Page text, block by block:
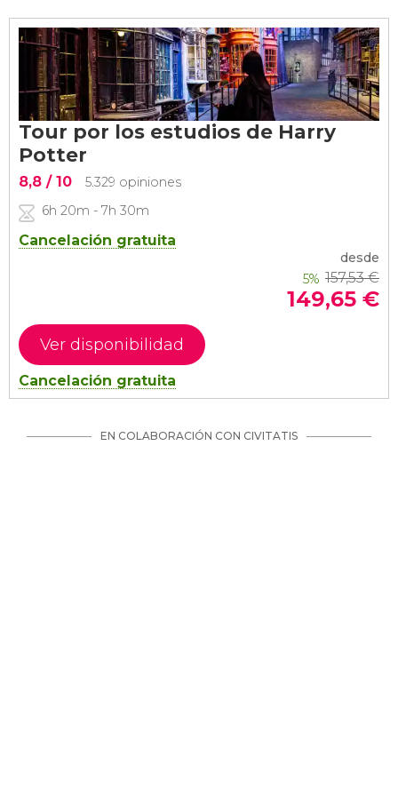
Tour por los estudios de Harry
Potter
8,8 / 10
5.329 opiniones
6h 20m - 7h 30m
Cancelación gratuita
desde
157,53€
149,65 €
5%
Ver disponibilidad
Cancelación gratuita
EN COLABORACIÓN CON CIVITATIS